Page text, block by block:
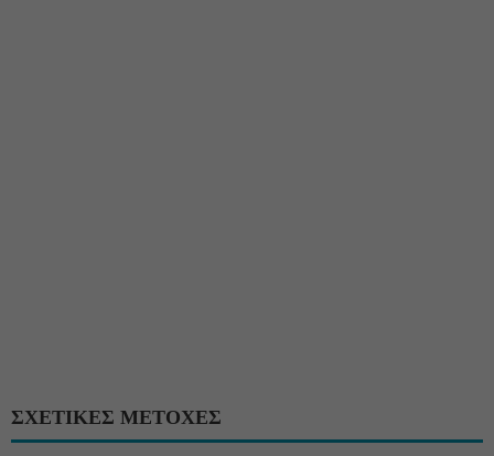
ΣΧΕΤΙΚΕΣ ΜΕΤΟΧΕΣ